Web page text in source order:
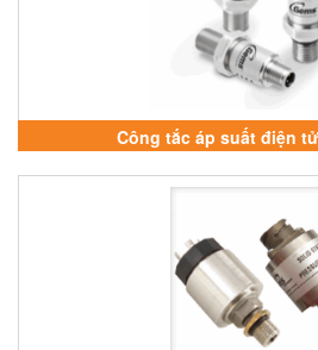
Công tắc áp suất điện